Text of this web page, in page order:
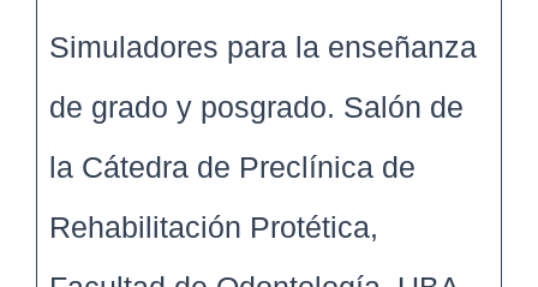
Simuladores para la enseñanza
de grado y posgrado. Salón de
la Cátedra de Preclínica de
Rehabilitación Protética,